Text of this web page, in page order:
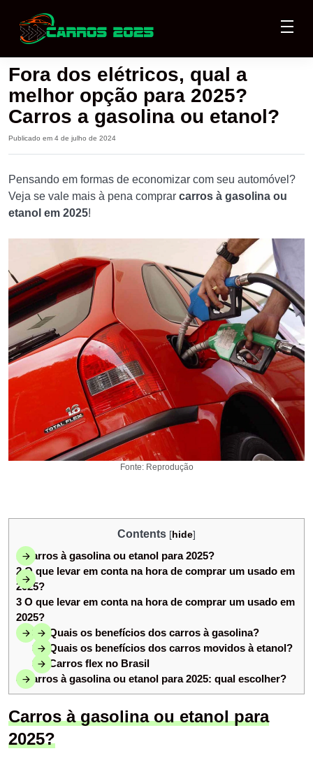
Fora dos elétricos, qual a
melhor opção para 2025?
Carros a gasolina ou etanol?
Publicado em 4 de julho de 2024
Pensando em formas de economizar com seu automóvel?
Veja se vale mais à pena comprar carros à gasolina ou
etanol em 2025!
Fonte: Reprodução
Contents [hide]
1 Carros à gasolina ou etanol para 2025?
2O que levar em conta na hora de comprar um usado em
2025?
3 O que levar em conta na hora de comprar um usado em
2025?
3.1 Quais os benefícios dos carros à gasolina?
3.2 Quais os benefícios dos carros movidos à etanol?
3.3 Carros flex no Brasil
4 Carros à gasolina ou etanol para 2025: qual escolher?
Carros à gasolina ou etanol para
2025?